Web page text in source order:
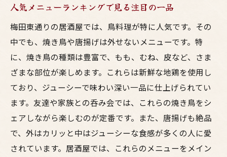
人気メニューランキングで見る注目の一品
梅田東通りの居酒屋では、鳥料理が特に人気です。その
中でも、焼き鳥や唐揚げは外せないメニューです。特
に、焼き鳥の種類は豊富で、もも、むね、皮など、さま
ざまな部位が楽しめます。これらは新鮮な地鶏を使用し
ており、ジューシーで味わい深い一品に仕上げられてい
ます。友達や家族との呑み会では、これらの焼き鳥をシ
ェアしながら楽しむのが定番です。また、唐揚げも絶品
で、外はカリッと中はジューシーな食感が多くの人に愛
されています。居酒屋では、これらのメニューをメイン